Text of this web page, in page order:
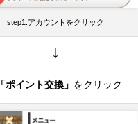
step1.アカウントをクリック
↓
「ポイント交換」 をクリック